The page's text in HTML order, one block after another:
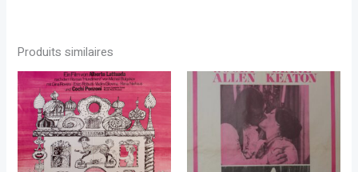
Produits similaires